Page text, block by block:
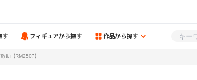
す フィギュアから探す 作品から探す
助【RM2507】